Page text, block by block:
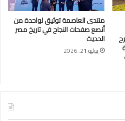
منتدى العاصمة توثيق لواحدة من
أنصع صفحات النجاح في تاريخ مصر
الحديث
يوليو 21, 2026